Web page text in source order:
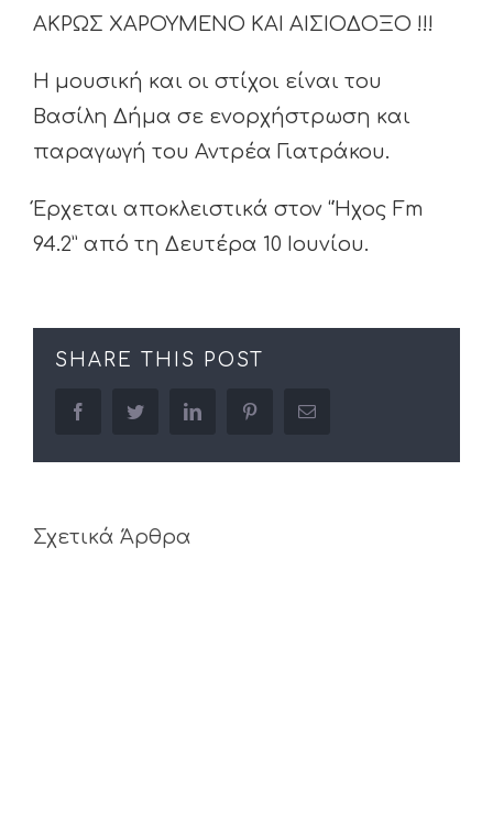
ΑΚΡΩΣ ΧΑΡΟΥΜΕΝΟ ΚΑΙ ΑΙΣΙΟΔΟΞΟ !!!
Η μουσική και οι στίχοι είναι του
Βασίλη Δήμα σε ενορχήστρωση και
παραγωγή του Αντρέα Γιατράκου.
Έρχεται αποκλειστικά στον “Ήχος Fm
94.2” από τη Δευτέρα 10 Ιουνίου.
SHARE THIS POST
facebooktwitter linkedin pinterestEmail
Σχετικά Άρθρα